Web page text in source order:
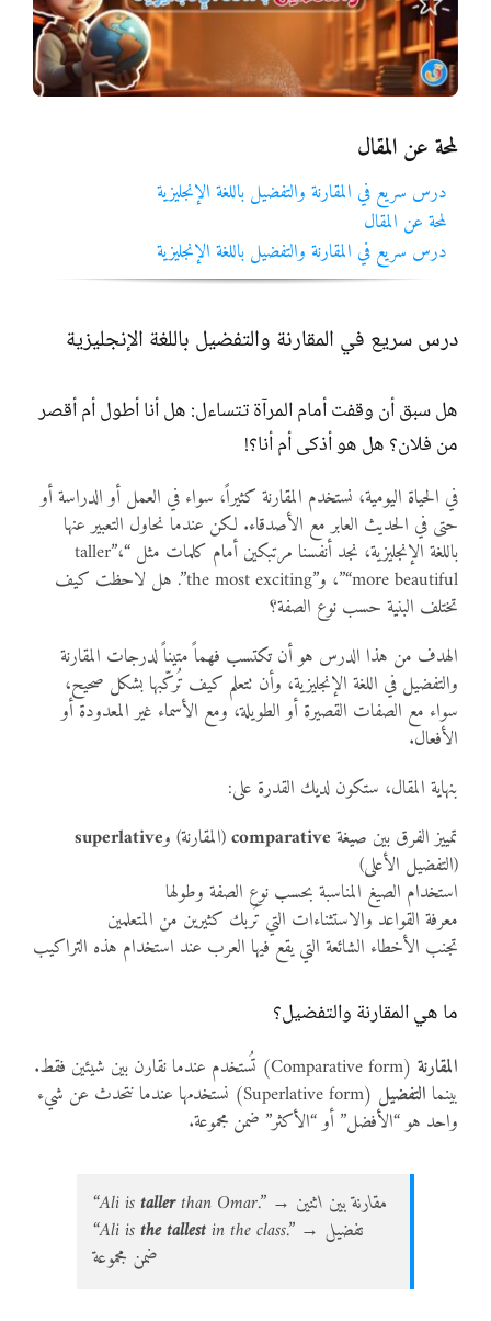
المواد
أنواع الموارد
الألعاب التفاعلية
لمحة عن المقال
درس سريع في المقارنة والتفضيل باللغة الإنجليزية
لمحة عن المقال
درس سريع في المقارنة والتفضيل باللغة الإنجليزية
درس سريع في المقارنة والتفضيل باللغة الإنجليزية
هل سبق أن وقفت أمام المرآة تتساءل: هل أنا أطول أم أقصر
من فلان؟ هل هو أذكى أم أنا؟!
في الحياة اليومية، نستخدم المقارنة كثيراً، سواء في العمل أو الدراسة أو
حتى في الحديث العابر مع الأصدقاء. لكن عندما نحاول التعبير عنها
باللغة الإنجليزية، نجد أنفسنا مرتبكين أمام كلمات مثل “taller”،
“more beautiful”، و”the most exciting”. هل لاحظت كيف
تختلف البنية حسب نوع الصفة؟
الهدف من هذا الدرس هو أن تكتسب فهماً متيناً لدرجات المقارنة
والتفضيل في اللغة الإنجليزية، وأن تتعلم كيف تُركّبها بشكل صحيح،
سواء مع الصفات القصيرة أو الطويلة، ومع الأسماء غير المعدودة أو
الأفعال.
بنهاية المقال، ستكون لديك القدرة على:
تمييز الفرق بين صيغة comparative(المقارنة) وsuperlative
(التفضيل الأعلى)
استخدام الصيغ المناسبة بحسب نوع الصفة وطولها
معرفة القواعد والاستثناءات التي تُربك كثيرين من المتعلمين
تجنب الأخطاء الشائعة التي يقع فيها العرب عند استخدام هذه التراكيب
ما هي المقارنة والتفضيل؟
المقارنة
(Comparative form) تُستخدم عندما نقارن بين شيئين فقط.
بينما التفضيل
(Superlative form) نستخدمها عندما نتحدث عن شيء
واحد هو “الأفضل” أو “الأكثر” ضمن مجموعة.
“Ali istaller
than Omar.” → مقارنة بين اثنين
“Ali isthe tallestin the class.” → تفضيل
ضمن مجموعة